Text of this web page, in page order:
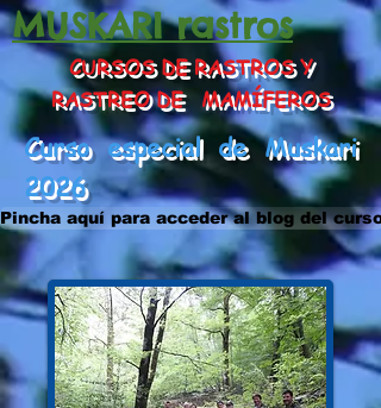
MUSKARI rastros
CURSOS DE RASTROS Y
RASTREO DE MAMÍFEROS
Curso especial de Muskari
2026
Pincha aquí para acceder al blog del curso